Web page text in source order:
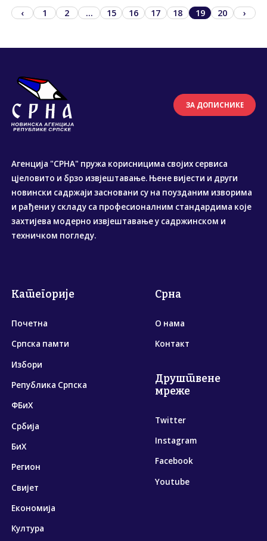
‹ 1 2 ... 15 16 17 18 19 20 ›
ЗА ДОПИСНИКЕ
Агенција "СРНА" пружа корисницима својих сервиса
цјеловито и брзо извјештавање. Њене вијести и други
новински садржаји засновани су на поузданим изворима
и рађени у складу са професионалним стандардима које
захтијева модерно извјештавање у садржинском и
техничком погледу.
Категорије
Почетна
Српска памти
Избори
Република Српска
ФБиХ
Србија
БиХ
Регион
Свијет
Економија
Култура
Срна
О нама
Контакт
Друштвене
мреже
Twitter
Instagram
Facebook
Youtube